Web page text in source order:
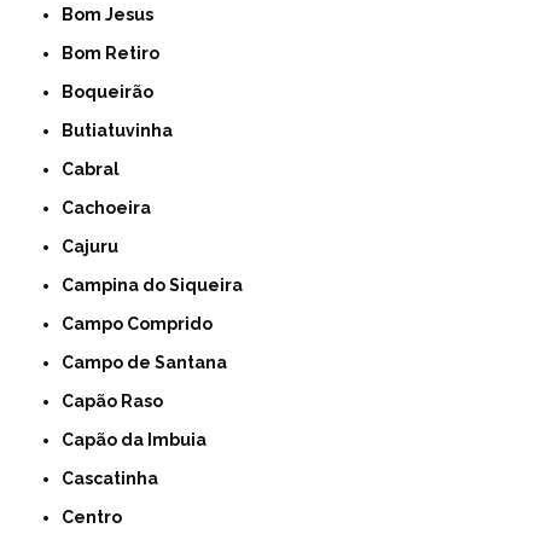
Bom Jesus
Bom Retiro
Boqueirão
Butiatuvinha
Cabral
Cachoeira
Cajuru
Campina do Siqueira
Campo Comprido
Campo de Santana
Capão Raso
Capão da Imbuia
Cascatinha
Centro